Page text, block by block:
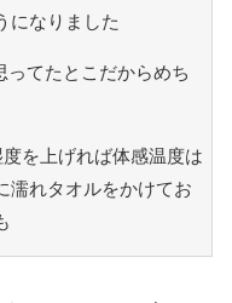
になりました
てたとこだからめち
を上げれば体感温度は
濡れタオルをかけてお